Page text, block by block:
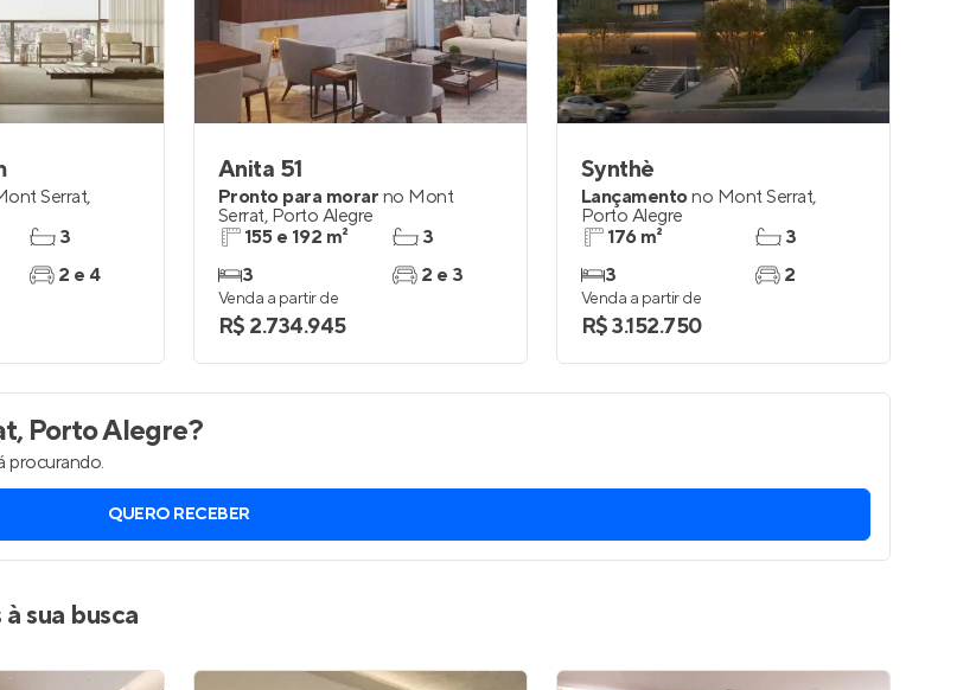
Entrar no Painel de Clientes
Entrar no Apto
Entrar no Apto
Serrat,
3
2 e 4
Anita 51
Pronto para morar no Mont
Serrat, Porto Alegre
155 e 192 m²
3
3
2 e 3
Venda a partir de
R$ 2.734.945
Synthè
Lançamentono Mont Serrat,
Porto Alegre
176 m²
3
3
2
Venda a partir de
R$ 3.152.750
Porto Alegre?
procurando.
QUERO RECEBER
sua busca